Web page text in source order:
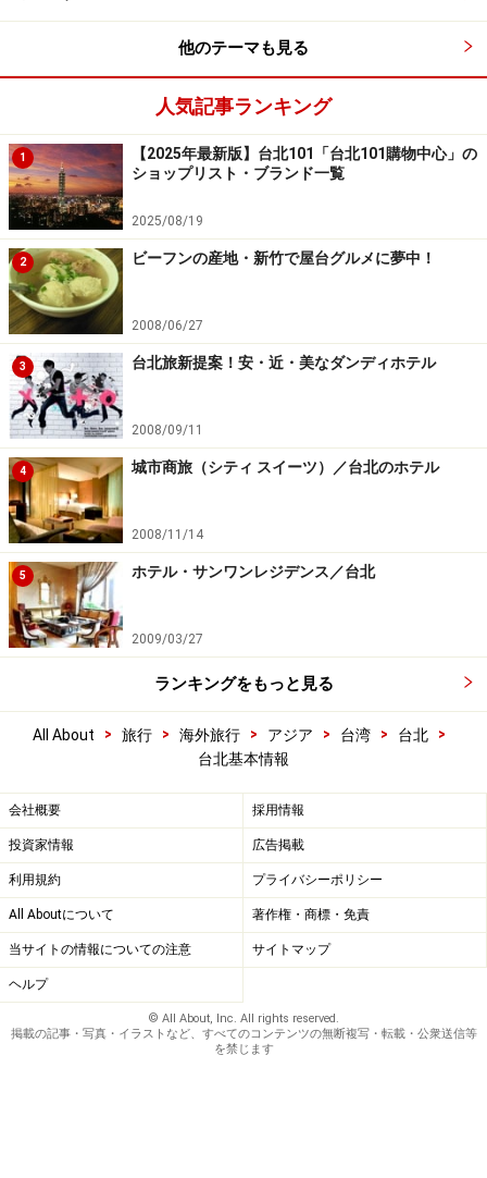
他のテーマも見る
人気記事ランキング
1
【2025年最新版】台北101「台北101購物中心」の
ショップリスト・ブランド一覧
2025/08/19
2 ビーフンの産地・新竹で屋台グルメに夢中！
2008/06/27
3 台北旅新提案！安・近・美なダンディホテル
2008/09/11
4 城市商旅（シティ スイーツ）／台北のホテル
2008/11/14
5 ホテル・サンワンレジデンス／台北
2009/03/27
ランキングをもっと見る
All About > 旅行 > 海外旅行 > アジア > 台湾 > 台北
>
台北基本情報
会社概要 採用情報
投資家情報 広告掲載
利用規約 プライバシーポリシー
All Aboutについて 著作権・商標・免責
当サイトの情報についての注意 サイトマップ
ヘルプ
© All About, Inc. All rights reserved.
掲載の記事・写真・イラストなど、すべてのコンテンツの無断複写・転載・公衆送信等
を禁じます